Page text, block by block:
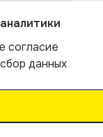
согласие
данных